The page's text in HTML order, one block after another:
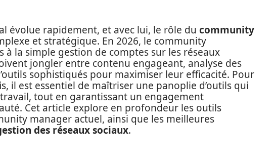
évolue rapidement, et avec lui, le rôle du community
et stratégique. En 2026, le community
la simple gestion de comptes sur les réseaux
jongler entre contenu engageant, analyse des
sophistiqués pour maximiser leur efficacité. Pour
il est essentiel de maîtriser une panoplie d’outils qui
tout en garantissant un engagement
Cet article explore en profondeur les outils
manager actuel, ainsi que les meilleures
des réseaux sociaux.